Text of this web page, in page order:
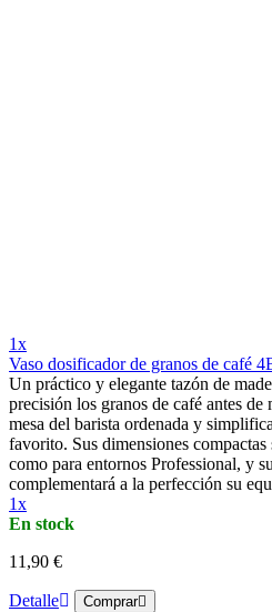
1x
Vaso dosificador de granos de café
Un práctico y elegante tazón de
precisión los granos de café antes
mesa del barista ordenada y
favorito. Sus dimensiones
como para entornos Professional, y
complementará a la perfección su
1x
En stock
11,90 €
Detalle Comprar